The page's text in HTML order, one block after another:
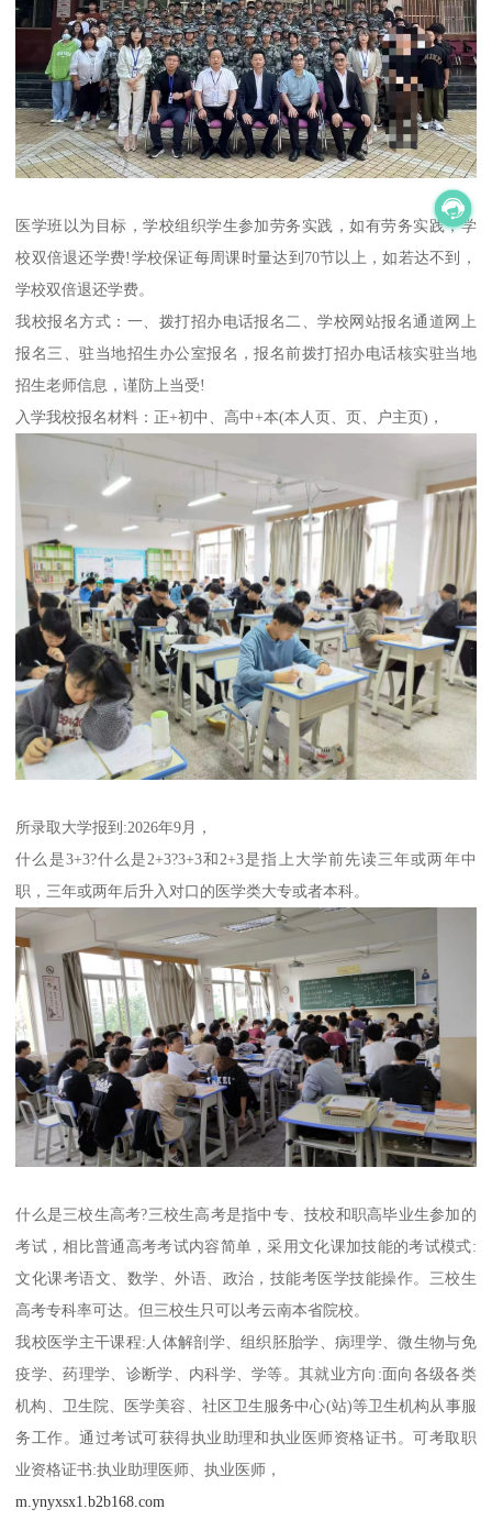
医学班以为目标，学校组织学生参加劳务实践，如有劳务实践，学
校双倍退还学费!学校保证每周课时量达到70节以上，如若达不到，
学校双倍退还学费。
我校报名方式：一、拨打招办电话报名二、学校网站报名通道网上
报名三、驻当地招生办公室报名，报名前拨打招办电话核实驻当地
招生老师信息，谨防上当受!
入学我校报名材料：正+初中、高中+本(本人页、页、户主页)，
所录取大学报到:2026年9月，
什么是3+3?什么是2+3?3+3和2+3是指上大学前先读三年或两年中
职，三年或两年后升入对口的医学类大专或者本科。
什么是三校生高考?三校生高考是指中专、技校和职高毕业生参加的
考试，相比普通高考考试内容简单，采用文化课加技能的考试模式:
文化课考语文、数学、外语、政治，技能考医学技能操作。三校生
高考专科率可达。但三校生只可以考云南本省院校。
我校医学主干课程:人体解剖学、组织胚胎学、病理学、微生物与免
疫学、药理学、诊断学、内科学、学等。其就业方向:面向各级各类
机构、卫生院、医学美容、社区卫生服务中心(站)等卫生机构从事服
务工作。通过考试可获得执业助理和执业医师资格证书。可考取职
业资格证书:执业助理医师、执业医师，
m.ynyxsx1.b2b168.com